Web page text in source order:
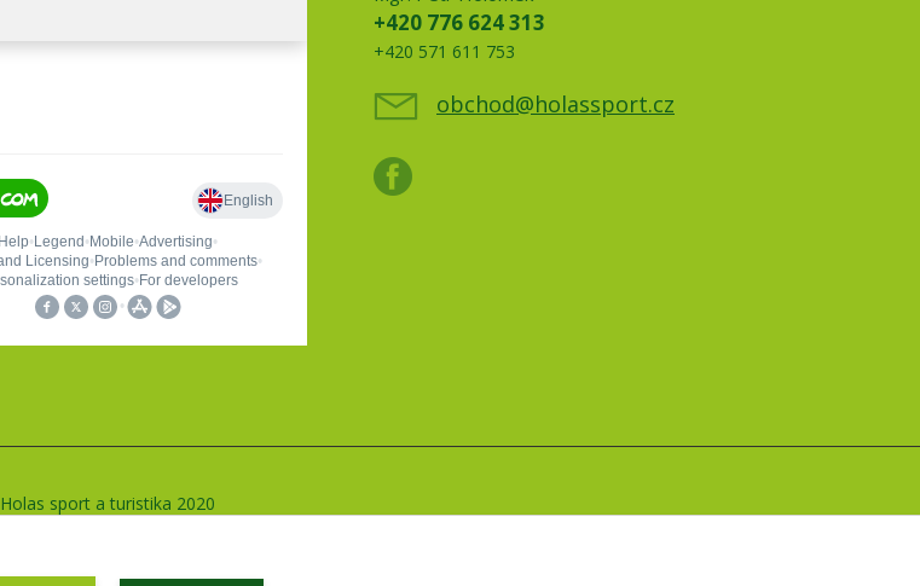
+420 776 624 313
+420 571 611 753
obchod@holassport.cz
Holas sport a turistika 2020